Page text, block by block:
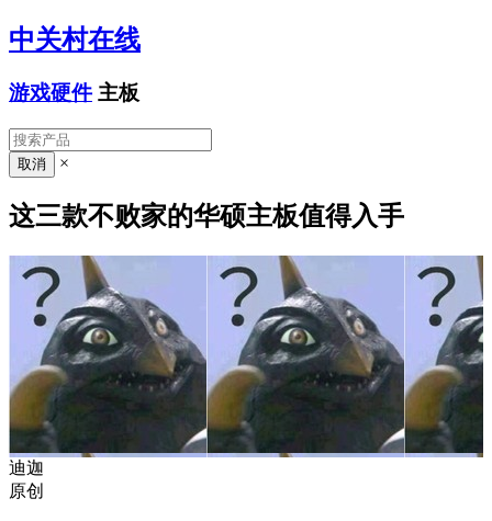
中关村在线
游戏硬件 主板
×
这三款不败家的华硕主板值得入手
迪迦
原创